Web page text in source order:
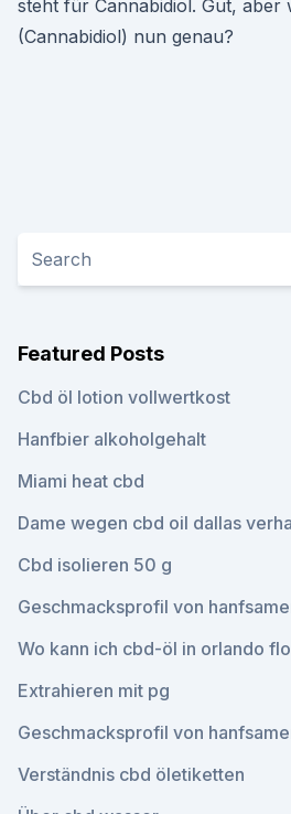
steht für Cannabidiol. Gut, aber
(Cannabidiol) nun genau?
Featured Posts
Cbd öl lotion vollwertkost
Hanfbier alkoholgehalt
Miami heat cbd
Dame wegen cbd oil dallas
Cbd isolieren 50 g
Geschmacksprofil von
Wo kann ich cbd-öl in orlando
Extrahieren mit pg
Geschmacksprofil von
Verständnis cbd öletiketten